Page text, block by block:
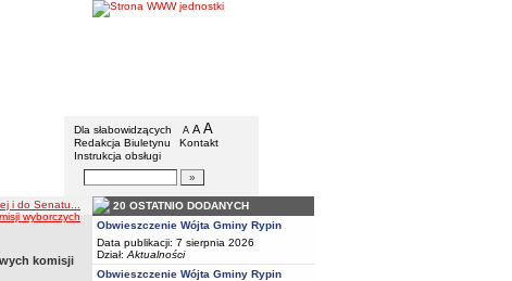
Gmina Rypin
Menu dodatkowe
Dla słabowidzących A pomniejsz czcionkę
A standardowy rozmiar czcionki
A
Redakcja Biuletynu
Kontakt
Instrukcja obsługi
Wyszukiwarka artykułów
i do Senatu...
wyborczych
komisji
20 OSTATNIO DODANYCH
Obwieszczenie Wójta Gminy Rypin
Data publikacji: 7 sierpnia 2026
Dział: Aktualności
Obwieszczenie Wójta Gminy Rypin